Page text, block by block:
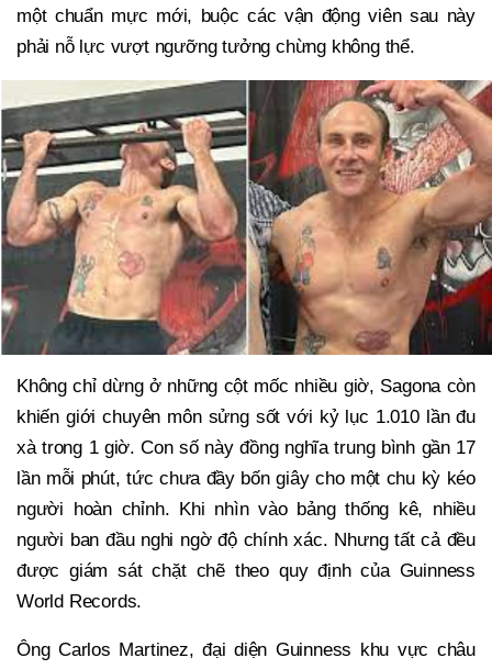
một chuẩn mực mới, buộc các vận động viên sau này
phải nỗ lực vượt ngưỡng tưởng chừng không thể.
Không chỉ dừng ở những cột mốc nhiều giờ, Sagona còn
khiến giới chuyên môn sửng sốt với kỷ lục 1.010 lần đu
xà trong 1 giờ. Con số này đồng nghĩa trung bình gần 17
lần mỗi phút, tức chưa đầy bốn giây cho một chu kỳ kéo
người hoàn chỉnh. Khi nhìn vào bảng thống kê, nhiều
người ban đầu nghi ngờ độ chính xác. Nhưng tất cả đều
được giám sát chặt chẽ theo quy định của Guinness
World Records.
Ông Carlos Martinez, đại diện Guinness khu vực châu